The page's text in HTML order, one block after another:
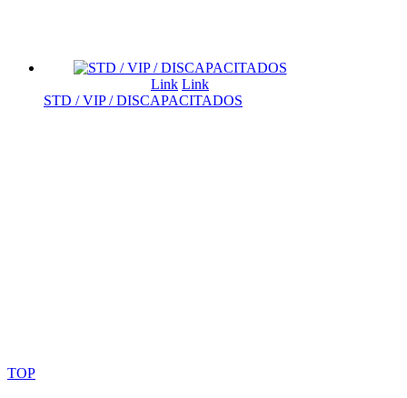
Link Link
STD / VIP / DISCAPACITADOS
TOP